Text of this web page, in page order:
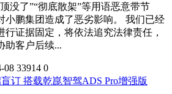
没了”“彻底散架”等用语恶意带节
小鹏集团造成了恶劣影响。 我们已经
行证据固定，将依法追究法律责任，
助客户后续...
08 33914 0